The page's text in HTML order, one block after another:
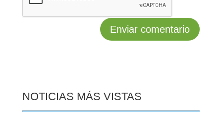
NOTICIAS MÁS VISTAS